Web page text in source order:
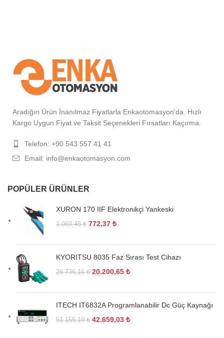
Aradığın Ürün İnanılmaz Fiyatlarla Enkaotomasyon'da. Hızlı
Kargo Uygun Fiyat ve Taksit Seçenekleri Fırsatları Kaçırma.
Telefon: +90 543 557 41 41
Email: info@enkaotomasyon.com
POPÜLER ÜRÜNLER
XURON 170 IIF Elektronikçi Yankeski
1.069,45₺ 772,37 ₺
KYORITSU 8035 Faz Sırası Test Cihazı
26.736,16₺ 20.200,65 ₺
ITECH IT6832A Programlanabilir Dc Güç Kaynağı
51.155,19₺ 42.659,03 ₺